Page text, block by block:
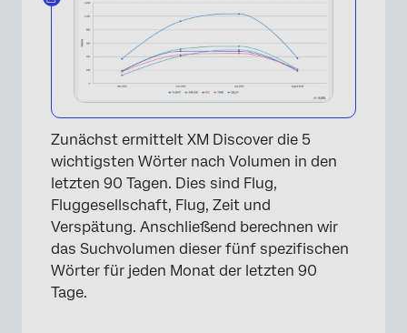
Zunächst ermittelt XM Discover die 5
wichtigsten Wörter nach Volumen in den
letzten 90 Tagen. Dies sind Flug,
Fluggesellschaft, Flug, Zeit und
Verspätung. Anschließend berechnen wir
das Suchvolumen dieser fünf spezifischen
Wörter für jeden Monat der letzten 90
Tage.